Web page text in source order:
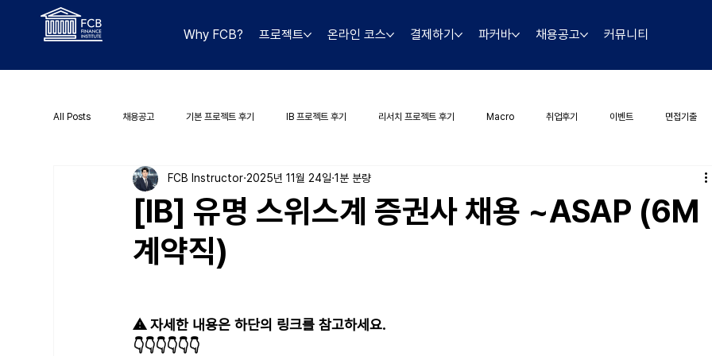
Why FCB? 프로젝트 온라인 코스 결제하기 파커바 채용공고 커뮤니티
All Posts 채용공고 기본 프로젝트 후기 IB 프로젝트 후기 리서치 프로젝트 후기 Macro 취업후기 이벤트 면접기출
[IB] 유명 스위스계 증권사 채용 ~ASAP (6M
계약직)
FCB Instructor 2025년 11월 24일 1분 분량
⚠️ 자세한 내용은 하단의 링크를 참고하세요.
👇👇👇👇👇👇